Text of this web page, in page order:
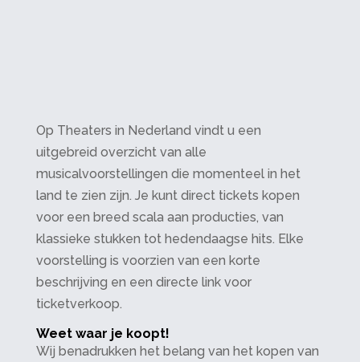
Op Theaters in Nederland vindt u een
uitgebreid overzicht van alle
musicalvoorstellingen die momenteel in het
land te zien zijn. Je kunt direct tickets kopen
voor een breed scala aan producties, van
klassieke stukken tot hedendaagse hits. Elke
voorstelling is voorzien van een korte
beschrijving en een directe link voor
ticketverkoop.
Weet waar je koopt!
Wij benadrukken het belang van het kopen van